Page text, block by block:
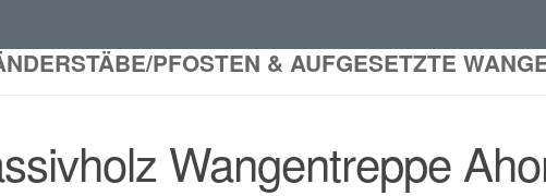
PFOSTEN & AUFGESETZTE
Wangentreppe